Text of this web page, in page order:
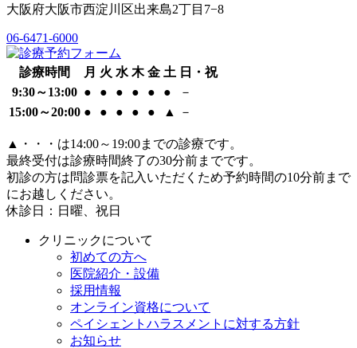
大阪府大阪市西淀川区出来島2丁目7−8
06-6471-6000
診療時間 月 火 水 木 金 土 日・祝
9:30～13:00 ● ● ● ● ● ●
－
15:00～20:00 ● ● ● ● ● ▲ －
▲
・・・は14:00～19:00までの診療です。
最終受付は診療時間終了の30分前までです。
初診の方は問診票を記入いただくため予約時間の10分前まで
にお越しください。
休診日：日曜、祝日
クリニックについて
初めての方へ
医院紹介・設備
採用情報
オンライン資格について
ペイシェントハラスメントに対する方針
お知らせ